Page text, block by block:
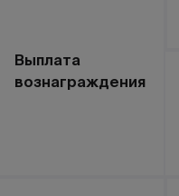
Выплата
вознаграждения